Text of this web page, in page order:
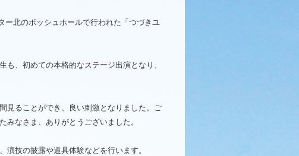
ー北のボッシュホールで行われた「つづきユ
、初めての本格的なステージ出演となり、
見ることができ、良い刺激となりました。ご
みなさま、ありがとうございました。
演技の披露や道具体験などを行います。